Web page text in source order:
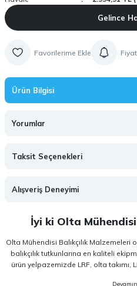
Gelince
Ürün Bilgisi
Yorumlar
Taksit Seçenekleri
Alışveriş Deneyimi
İyi ki Olta
Olta Mühendisi Balıkçılık
balıkçılık tutkunlarına en kaliteli
ürün yelpazemizde LRF, olta takımı,